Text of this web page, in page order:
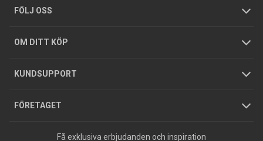
FÖLJ OSS
OM DITT KÖP
Integritetspolicy
GDPR
KUNDSUPPORT
Foldrar och kataloger
Köpguider
Varumärken
FÖRETAGET
Tjänster
Hållbarhet
Jobba hos oss
Press
Få exklusiva erbjudanden och inspiration